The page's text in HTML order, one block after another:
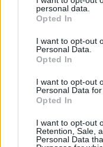
grant or deny
use your data for
consent section.
personal data.
Opted In
I want to opt-out
Personal Data.
Opted In
I want to opt-out
Personal Data
Opted In
I want to opt-out
Retention, Sale,
Personal Data
Látványos építési
felüljárón